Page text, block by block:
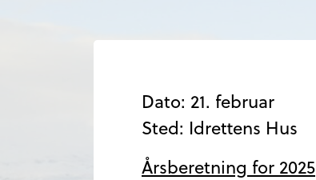
Dato: 21. februar
Sted: Idrettens Hus
Årsberetning for 2025